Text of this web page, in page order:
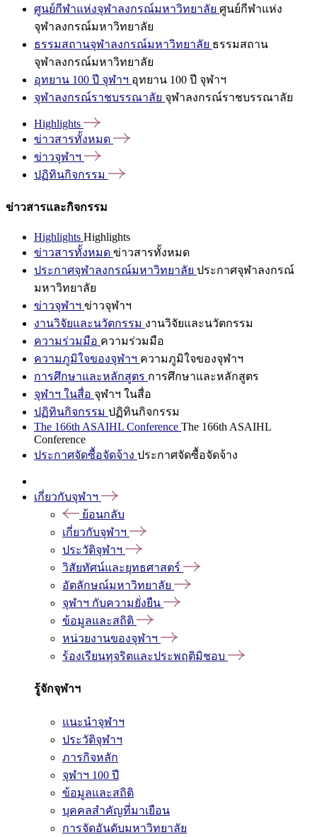
ศูนย์กีฬาแห่งจุฬาลงกรณ์มหาวิทยาลัย ศูนย์กีฬาแห่ง
จุฬาลงกรณ์มหาวิทยาลัย
ธรรมสถานจุฬาลงกรณ์มหาวิทยาลัย ธรรมสถาน
จุฬาลงกรณ์มหาวิทยาลัย
อุทยาน 100 ปี จุฬาฯ อุทยาน 100 ปี จุฬาฯ
จุฬาลงกรณ์ราชบรรณาลัย จุฬาลงกรณ์ราชบรรณาลัย
Highlights
ข่าวสารทั้งหมด
ข่าวจุฬาฯ
ปฏิทินกิจกรรม
ข่าวสารและกิจกรรม
Highlights Highlights
ข่าวสารทั้งหมด ข่าวสารทั้งหมด
ประกาศจุฬาลงกรณ์มหาวิทยาลัย ประกาศจุฬาลงกรณ์
มหาวิทยาลัย
ข่าวจุฬาฯ ข่าวจุฬาฯ
งานวิจัยและนวัตกรรม งานวิจัยและนวัตกรรม
ความร่วมมือ ความร่วมมือ
ความภูมิใจของจุฬาฯ ความภูมิใจของจุฬาฯ
การศึกษาและหลักสูตร การศึกษาและหลักสูตร
จุฬาฯ ในสื่อ จุฬาฯ ในสื่อ
ปฏิทินกิจกรรม ปฏิทินกิจกรรม
The 166th ASAIHL Conference The 166th ASAIHL
Conference
ประกาศจัดซื้อจัดจ้าง ประกาศจัดซื้อจัดจ้าง
เกี่ยวกับจุฬาฯ
ย้อนกลับ
เกี่ยวกับจุฬาฯ
ประวัติจุฬาฯ
วิสัยทัศน์และยุทธศาสตร์
อัตลักษณ์มหาวิทยาลัย
จุฬาฯ กับความยั่งยืน
ข้อมูลและสถิติ
หน่วยงานของจุฬาฯ
ร้องเรียนทุจริตและประพฤติมิชอบ
รู้จักจุฬาฯ
แนะนำจุฬาฯ
ประวัติจุฬาฯ
ภารกิจหลัก
จุฬาฯ 100 ปี
ข้อมูลและสถิติ
บุคคลสำคัญที่มาเยือน
การจัดอันดับมหาวิทยาลัย